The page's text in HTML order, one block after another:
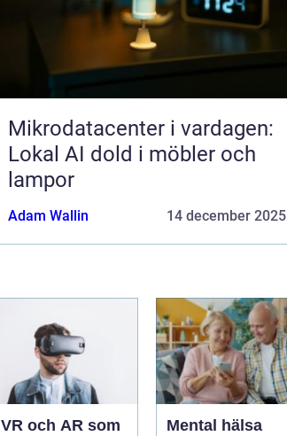
Mikrodatacenter i vardagen:
Lokal AI dold i möbler och
lampor
Adam Wallin 14 december 2025
VR och AR som
Mental hälsa